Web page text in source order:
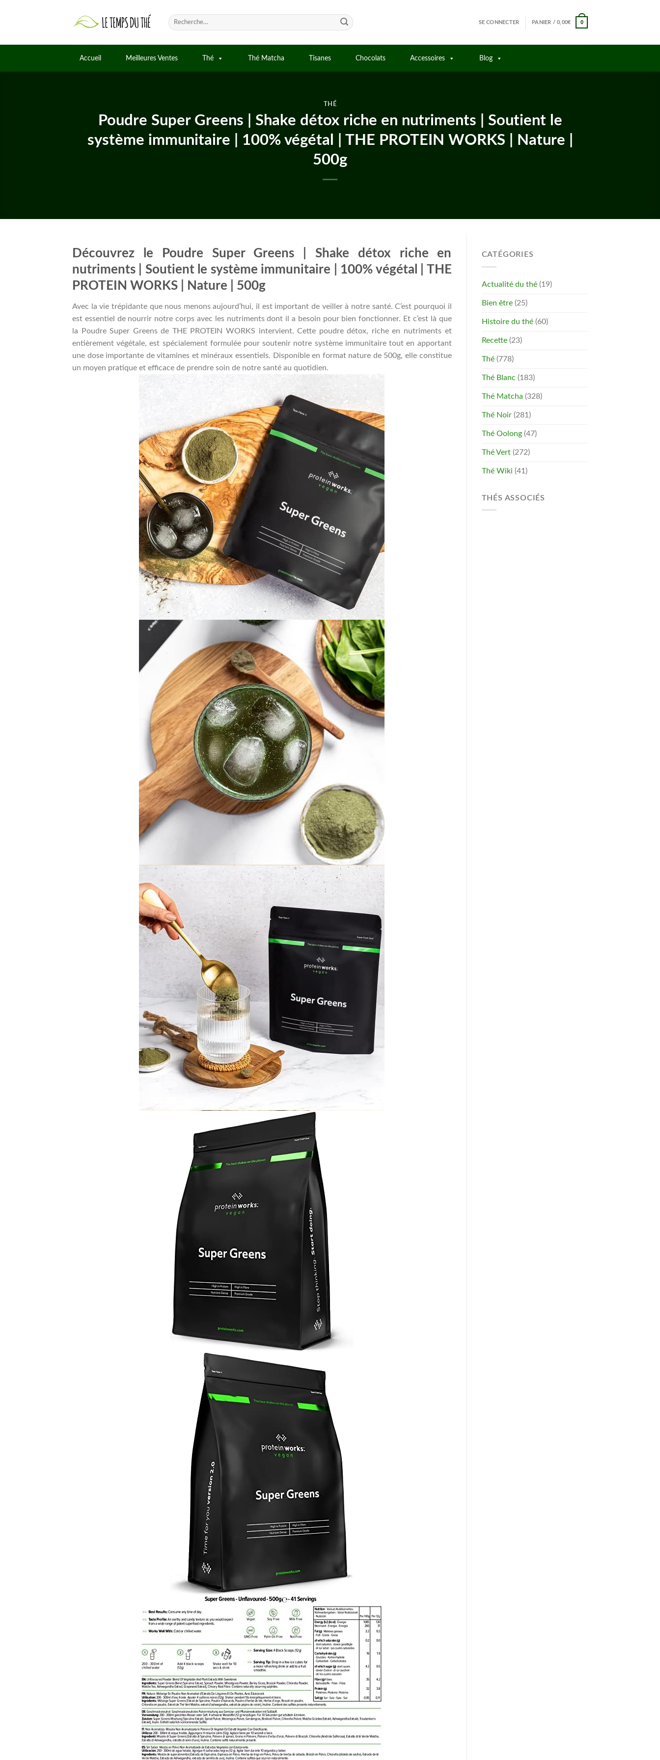
Recherche
pour :
SE CONNECTER PANIER /0,00€ 0
Accueil Meilleures Ventes Thé Thé Matcha Tisanes Chocolats Accessoires Blog
THÉ
Poudre Super Greens | Shake détox riche en nutriments | Soutient le
système immunitaire | 100% végétal | THE PROTEIN WORKS | Nature |
500g
Découvrez le Poudre Super Greens | Shake détox riche en
nutriments | Soutient le système immunitaire | 100% végétal | THE
PROTEIN WORKS | Nature | 500g
Avec la vie trépidante que nous menons aujourd’hui, il est important de veiller à notre santé. C’est pourquoi il
est essentiel de nourrir notre corps avec les nutriments dont il a besoin pour bien fonctionner. Et c’est là que
la Poudre Super Greens de THE PROTEIN WORKS intervient. Cette poudre détox, riche en nutriments et
entièrement végétale, est spécialement formulée pour soutenir notre système immunitaire tout en apportant
une dose importante de vitamines et minéraux essentiels. Disponible en format nature de 500g, elle constitue
un moyen pratique et efficace de prendre soin de notre santé au quotidien.
CATÉGORIES
Actualité du thé(19)
Bien être(25)
Histoire du thé(60)
Recette(23)
Thé(778)
Thé Blanc (183)
Thé Matcha (328)
Thé Noir(281)
Thé Oolong(47)
Thé Vert(272)
Thé Wiki (41)
THÉS ASSOCIÉS